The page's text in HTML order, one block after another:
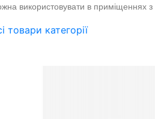
використовувати в приміщеннях з
товари категорії